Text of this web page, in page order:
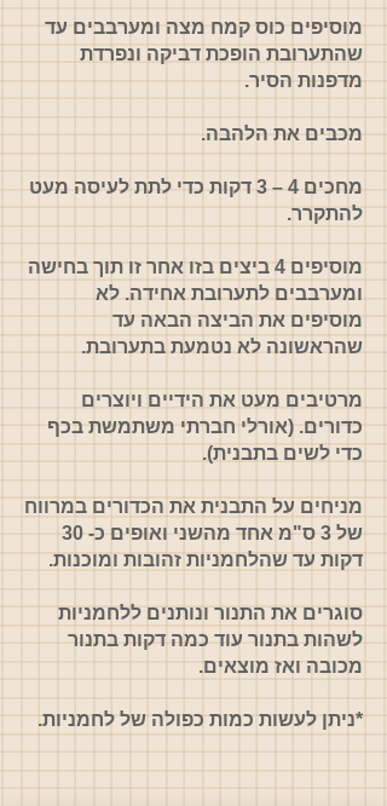
מוסיפים כוס קמח מצה ומערבבים עד
שהתערובת הופכת דביקה ונפרדת
מדפנות הסיר.
מכבים את הלהבה.
מחכים 4 – 3 דקות כדי לתת לעיסה מעט
להתקרר.
מוסיפים 4 ביצים בזו אחר זו תוך בחישה
ומערבבים לתערובת אחידה. לא
מוסיפים את הביצה הבאה עד
שהראשונה לא נטמעת בתערובת.
מרטיבים מעט את הידיים ויוצרים
כדורים. (אורלי חברתי משתמשת בכף
כדי לשים בתבנית).
מניחים על התבנית את הכדורים במרווח
של 3 ס"מ אחד מהשני ואופים כ- 30
דקות עד שהלחמניות זהובות ומוכנות.
סוגרים את התנור ונותנים ללחמניות
לשהות בתנור עוד כמה דקות בתנור
מכובה ואז מוצאים.
*ניתן לעשות כמות כפולה של לחמניות.